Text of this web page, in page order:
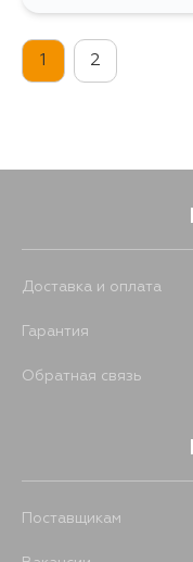
1 2
Доставка и оплата
Гарантия
Обратная связь
Поставщикам